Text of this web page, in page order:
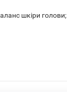
шкіри голови;